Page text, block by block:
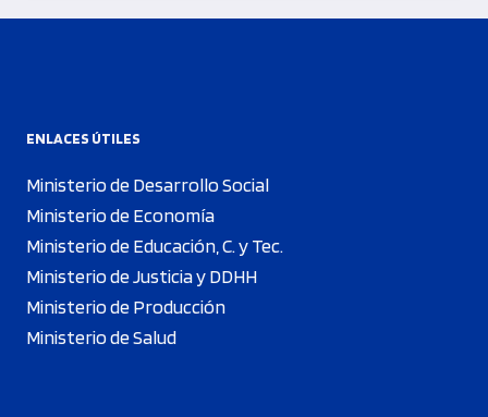
ENLACES ÚTILES
Ministerio de Desarrollo Social
Ministerio de Economía
Ministerio de Educación, C. y Tec.
Ministerio de Justicia y DDHH
Ministerio de Producción
Ministerio de Salud